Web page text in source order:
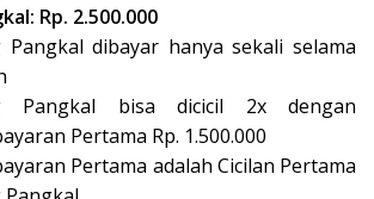
Rp. 2.500.000
Pangkal dibayar hanya sekali selama
Pangkal bisa dicicil 2x dengan
Pertama Rp. 1.500.000
Pertama adalah Cicilan Pertama